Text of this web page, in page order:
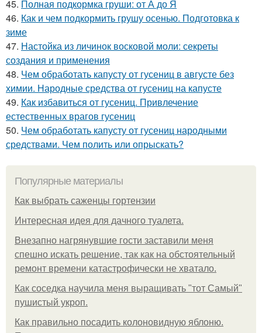
45. Полная подкормка груши: от А до Я
46. Как и чем подкормить грушу осенью. Подготовка к
зиме
47. Настойка из личинок восковой моли: секреты
создания и применения
48. Чем обработать капусту от гусениц в августе без
химии. Народные средства от гусениц на капусте
49. Как избавиться от гусениц. Привлечение
естественных врагов гусениц
50. Чем обработать капусту от гусениц народными
средствами. Чем полить или опрыскать?
Популярные материалы
Как выбрать саженцы гортензии
Интересная идея для дачного туалета.
Внезапно нагрянувшие гости заставили меня
спешно искать решение, так как на обстоятельный
ремонт времени катастрофически не хватало.
Как соседка научила меня выращивать "тот Самый"
пушистый укроп.
Как правильно посадить колоновидную яблоню.